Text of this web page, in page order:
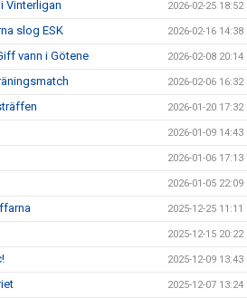
Vinterligan 2026-02-25 18:52
slog ESK 2026-02-16 14:38
vann i Götene 2026-02-08 20:14
2026-02-06 16:32
2026-01-20 17:32
2026-01-09 14:43
2026-01-06 17:13
2026-01-05 22:09
2025-12-25 11:11
2025-12-15 20:22
2025-12-09 13:43
2025-12-07 13:24